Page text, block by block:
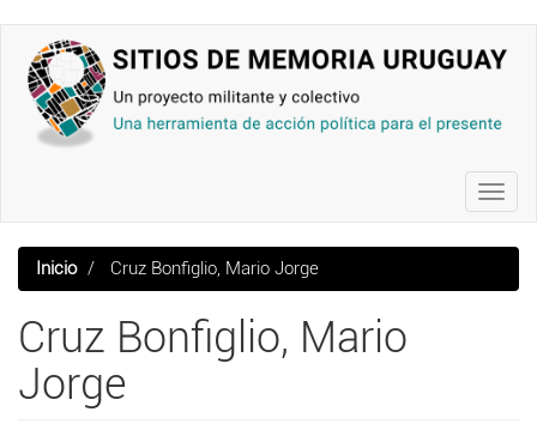
contenido
principal
Inicio Cruz Bonfiglio, Mario Jorge
Cruz Bonfiglio, Mario
Jorge